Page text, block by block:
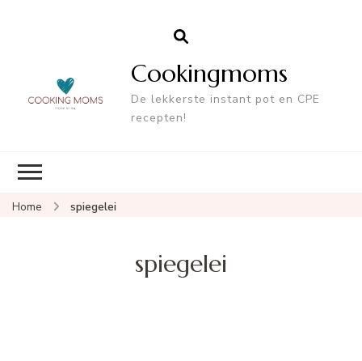
Cookingmoms
De lekkerste instant pot en CPE
recepten!
Home spiegelei
spiegelei